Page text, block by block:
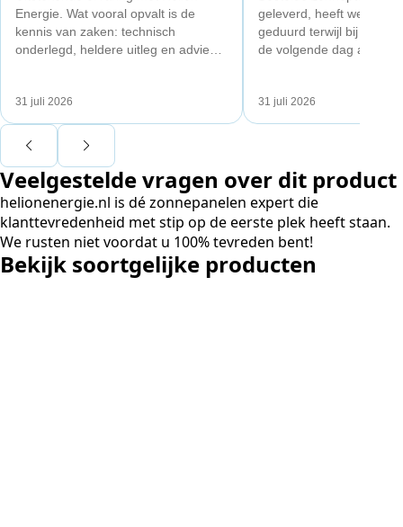
Energie. Wat vooral opvalt is de
kennis van zaken: technisch
onderlegd, heldere uitleg en advies
Ook de nazorg is uitgebreid.
Voor ondernemers extra interessant:
capaciteitsprobleem. Een zwaardere
aansluiting via de netbeheerder
betekende een fors bedrag, wachttijd
en hoger vastrecht. Via Helion
bereikten we hetzelfde voor een
kwart van die kosten, plus
31 juli 2026
geleverd, heeft wel een
geduurd terwijl bij een
de volgende dag al
31 juli 2026
Veelgestelde vragen over dit product
helionenergie.nl is dé zonnepanelen expert die
klanttevredenheid met stip op de eerste plek heeft staan.
We rusten niet voordat u 100% tevreden bent!
Bekijk soortgelijke producten